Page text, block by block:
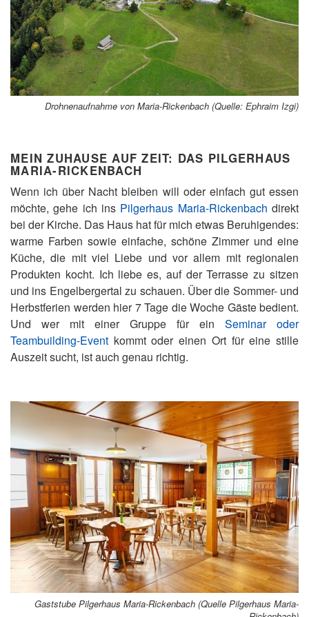
Drohnenaufnahme von Maria-Rickenbach (Quelle: Ephraim Izgi)
MEIN ZUHAUSE AUF ZEIT: DAS PILGERHAUS
MARIA-RICKENBACH
Wenn ich über Nacht bleiben will oder einfach gut essen
möchte, gehe ich ins Pilgerhaus Maria-Rickenbach direkt
bei der Kirche. Das Haus hat für mich etwas Beruhigendes:
warme Farben sowie einfache, schöne Zimmer und eine
Küche, die mit viel Liebe und vor allem mit regionalen
Produkten kocht. Ich liebe es, auf der Terrasse zu sitzen
und ins Engelbergertal zu schauen. Über die Sommer- und
Herbstferien werden hier 7 Tage die Woche Gäste bedient.
Und wer mit einer Gruppe für ein Seminar oder
Teambuilding-Event kommt oder einen Ort für eine stille
Auszeit sucht, ist auch genau richtig.
Gaststube Pilgerhaus Maria-Rickenbach (Quelle Pilgerhaus Maria-